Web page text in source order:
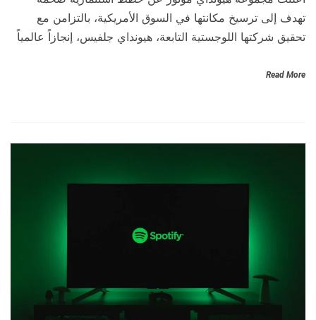
تهدف إلى ترسيخ مكانتها في السوق الأمريكية، بالتزامن مع
تحقيق شركتها اللوجستية التابعة، هيونداي جلفيس، إنجازاً عالمياً
Read More